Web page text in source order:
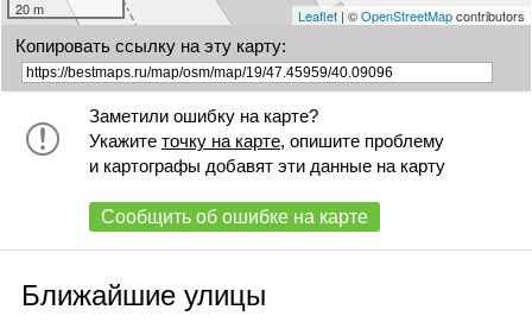
20 m Leaflet| ©OpenStreetMapcontributors
Копировать ссылку на эту карту:
Заметили ошибку на карте?
Укажите точку на карте, опишите проблему
и картографы добавят эти данные на карту
Сообщить об ошибке на карте
Ближайшие улицы